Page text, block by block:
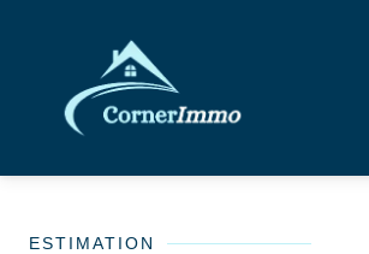
ESTIMATION